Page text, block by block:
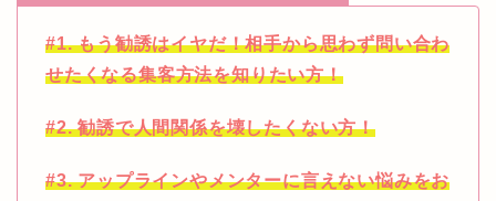
#1. もう勧誘はイヤだ！相手から思わず問い合わ
せたくなる集客方法を知りたい方！
#2. 勧誘で人間関係を壊したくない方！
#3. アップラインやメンターに言えない悩みをお